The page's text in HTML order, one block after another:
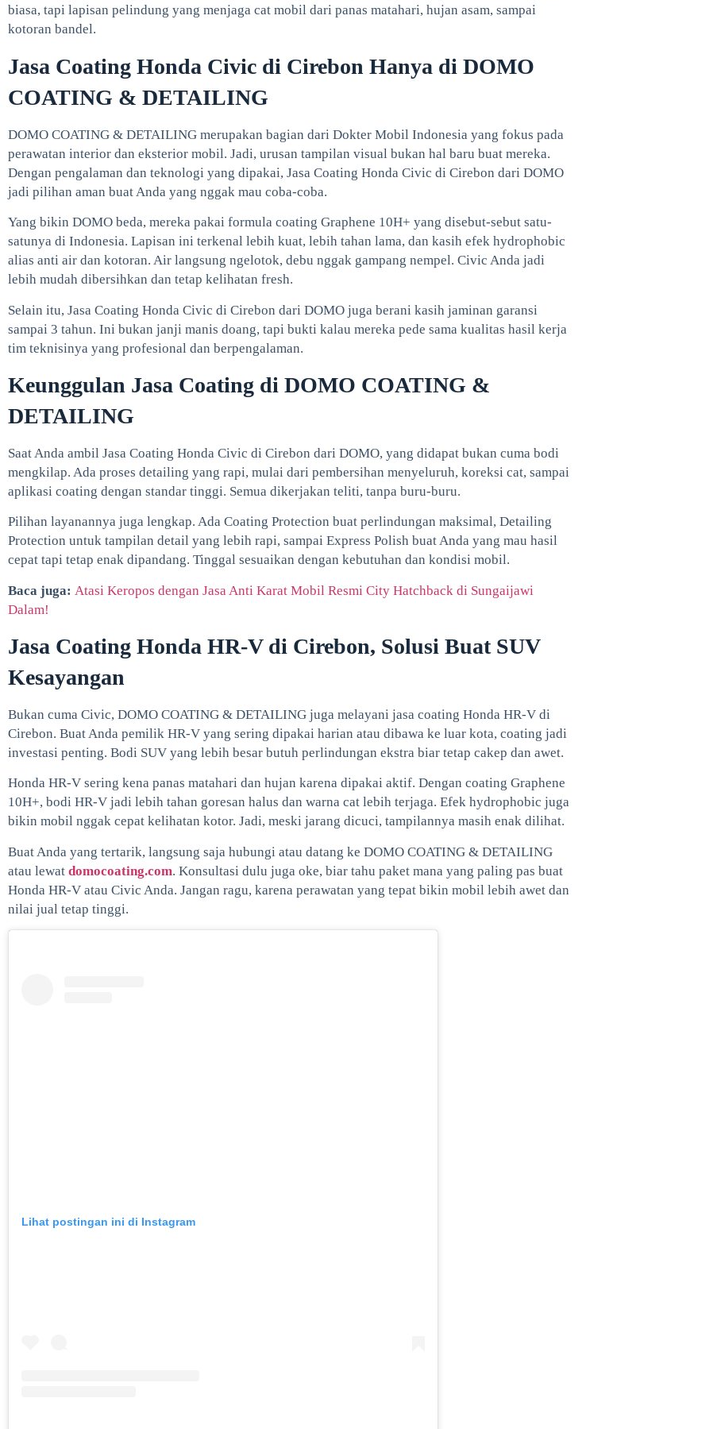
biasa, tapi lapisan pelindung yang menjaga cat mobil dari panas matahari, hujan asam, sampai
kotoran bandel.
Jasa Coating Honda Civic di Cirebon Hanya di DOMO
COATING & DETAILING
DOMO COATING & DETAILING merupakan bagian dari Dokter Mobil Indonesia yang fokus pada
perawatan interior dan eksterior mobil. Jadi, urusan tampilan visual bukan hal baru buat mereka.
Dengan pengalaman dan teknologi yang dipakai, Jasa Coating Honda Civic di Cirebon dari DOMO
jadi pilihan aman buat Anda yang nggak mau coba-coba.
Yang bikin DOMO beda, mereka pakai formula coating Graphene 10H+ yang disebut-sebut satu-
satunya di Indonesia. Lapisan ini terkenal lebih kuat, lebih tahan lama, dan kasih efek hydrophobic
alias anti air dan kotoran. Air langsung ngelotok, debu nggak gampang nempel. Civic Anda jadi
lebih mudah dibersihkan dan tetap kelihatan fresh.
Selain itu, Jasa Coating Honda Civic di Cirebon dari DOMO juga berani kasih jaminan garansi
sampai 3 tahun. Ini bukan janji manis doang, tapi bukti kalau mereka pede sama kualitas hasil kerja
tim teknisinya yang profesional dan berpengalaman.
Keunggulan Jasa Coating di DOMO COATING &
DETAILING
Saat Anda ambil Jasa Coating Honda Civic di Cirebon dari DOMO, yang didapat bukan cuma bodi
mengkilap. Ada proses detailing yang rapi, mulai dari pembersihan menyeluruh, koreksi cat, sampai
aplikasi coating dengan standar tinggi. Semua dikerjakan teliti, tanpa buru-buru.
Pilihan layanannya juga lengkap. Ada Coating Protection buat perlindungan maksimal, Detailing
Protection untuk tampilan detail yang lebih rapi, sampai Express Polish buat Anda yang mau hasil
cepat tapi tetap enak dipandang. Tinggal sesuaikan dengan kebutuhan dan kondisi mobil.
Baca juga: Atasi Keropos dengan Jasa Anti Karat Mobil Resmi City Hatchback di Sungaijawi
Dalam!
Jasa Coating Honda HR-V di Cirebon, Solusi Buat SUV
Kesayangan
Bukan cuma Civic, DOMO COATING & DETAILING juga melayani jasa coating Honda HR-V di
Cirebon. Buat Anda pemilik HR-V yang sering dipakai harian atau dibawa ke luar kota, coating jadi
investasi penting. Bodi SUV yang lebih besar butuh perlindungan ekstra biar tetap cakep dan awet.
Honda HR-V sering kena panas matahari dan hujan karena dipakai aktif. Dengan coating Graphene
10H+, bodi HR-V jadi lebih tahan goresan halus dan warna cat lebih terjaga. Efek hydrophobic juga
bikin mobil nggak cepat kelihatan kotor. Jadi, meski jarang dicuci, tampilannya masih enak dilihat.
Buat Anda yang tertarik, langsung saja hubungi atau datang ke DOMO COATING & DETAILING
atau lewat domocoating.com. Konsultasi dulu juga oke, biar tahu paket mana yang paling pas buat
Honda HR-V atau Civic Anda. Jangan ragu, karena perawatan yang tepat bikin mobil lebih awet dan
nilai jual tetap tinggi.
Lihat postingan ini di Instagram